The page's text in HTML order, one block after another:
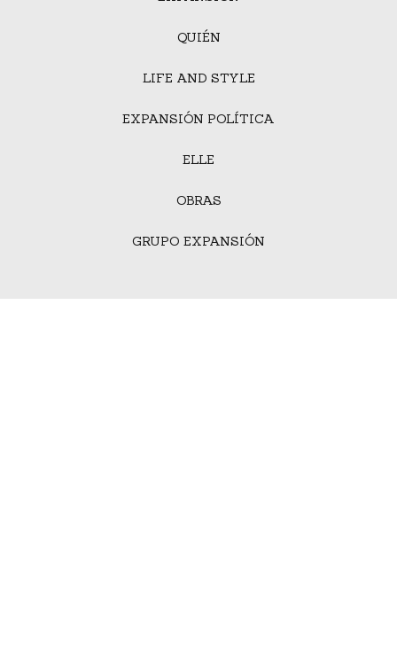
QUIÉN
LIFE AND STYLE
EXPANSIÓN POLÍTICA
ELLE
OBRAS
GRUPO EXPANSIÓN